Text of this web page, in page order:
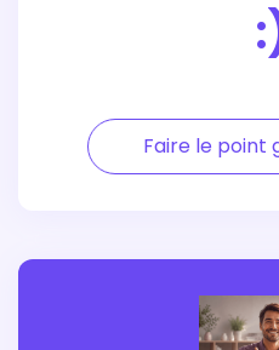
Faire le point